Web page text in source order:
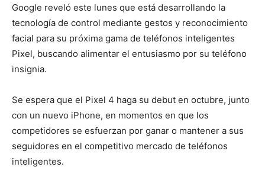
Google reveló este lunes que está desarrollando la
tecnología de control mediante gestos y reconocimiento
facial para su próxima gama de teléfonos inteligentes
Pixel, buscando alimentar el entusiasmo por su teléfono
insignia.
Se espera que el Pixel 4 haga su debut en octubre, junto
con un nuevo iPhone, en momentos en que los
competidores se esfuerzan por ganar o mantener a sus
seguidores en el competitivo mercado de teléfonos
inteligentes.